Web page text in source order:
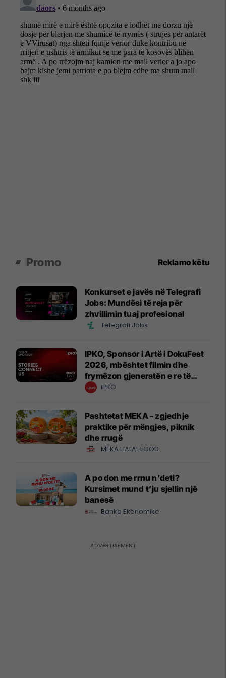
Promo Reklamo këtu
Konkurset e javës në Telegrafi
Jobs: Mundësi të reja për
zhvillimin tuaj profesional
Telegrafi Jobs
IPKO, Sponsor i Artë i DokuFest
2026, mbështet filmin dhe
frymëzon gjeneratën e re të
krijuesve
IPKO
Pashtetat MEKA - zgjedhje
praktike për mëngjes, piknik
dhe rrugë
MEKA HALAL FOOD
A po don me rrnu n’deti?
Kursimet mund t’ju sjellin një
banesë
Banka Ekonomike